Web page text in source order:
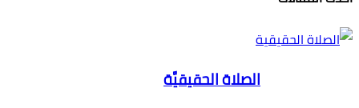
الصلاة الحقيقيَّة